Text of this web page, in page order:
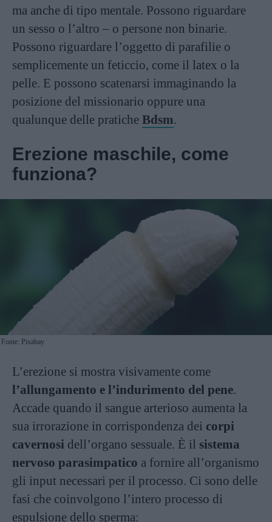
ma anche di tipo mentale. Possono riguardare
un sesso o l’altro – o persone non binarie.
Possono riguardare l’oggetto di parafilie o
semplicemente un feticcio, come il latex o la
pelle. E possono scatenarsi immaginando la
posizione del missionario oppure una
qualunque delle pratiche Bdsm.
Erezione maschile, come
funziona?
Fonte: Pixabay
L’erezione si mostra visivamente come
l’allungamento e l’indurimento del pene.
Accade quando il sangue arterioso aumenta la
sua irrorazione in corrispondenza dei corpi
cavernosi dell’organo sessuale. È il sistema
nervoso parasimpatico a fornire all’organismo
gli input necessari per il processo. Ci sono delle
fasi che coinvolgono l’intero processo di
espulsione dello sperma: